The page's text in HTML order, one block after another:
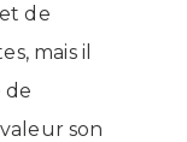
de
mais il
de
son